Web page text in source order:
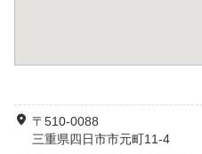
〒510-0088
三重県四日市市元町11-4